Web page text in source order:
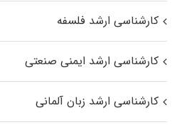
کارشناسی ارشد فلسفه
کارشناسی ارشد ایمنی صنعتی
کارشناسی ارشد زبان آلمانی